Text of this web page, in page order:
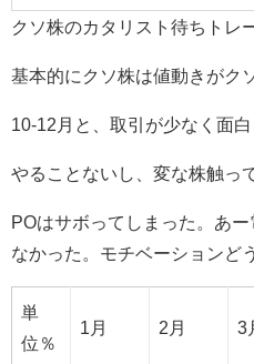
クソ株のカタリスト待ちトレ
基本的にクソ株は値動きがク
10-12月と、取引が少なく面白
やることないし、変な株触っ
POはサボってしまった。あ
なかった。モチベーションど
単
位％
1月 2月 3